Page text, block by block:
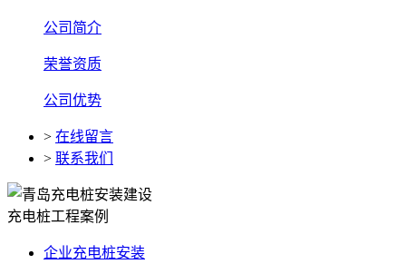
公司简介
荣誉资质
公司优势
> 在线留言
> 联系我们
充电桩工程案例
企业充电桩安装